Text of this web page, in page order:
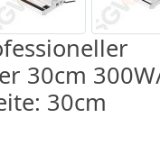
30cm
30cm